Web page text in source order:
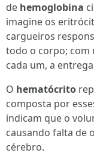
de hemoglobina
imagine os
cargueiros
todo o corpo; com
cada um, a
O hematócrito
composta por
indicam que o
causando falta de
cérebro.